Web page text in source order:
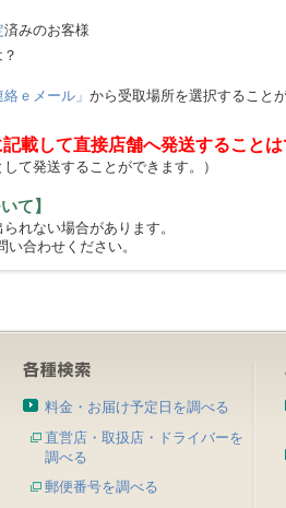
済みのお客様
絡ｅメール」 から受取場所を選択すること
載して直接店舗へ発送することは
して発送することができます。）
て】
れない場合があります。
い合わせください。
料金・お届け予定日を調べる
直営店・取扱店・ドライバーを
調べる
郵便番号を調べる